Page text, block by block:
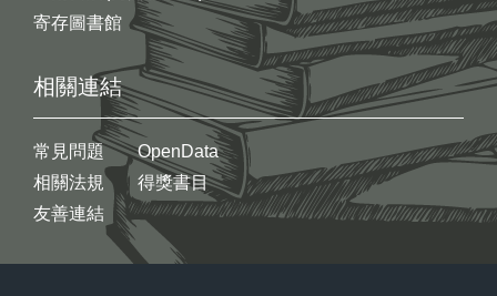
寄存圖書館
相關連結
常見問題
相關法規
友善連結
OpenData
得獎書目